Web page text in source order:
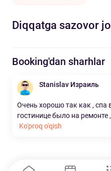
Diqqatga sazovor
Booking'dan sharhlar
Stanislav Израиль
Очень хорошо так как , спа
гостинице было на ремонте
Ko'proq o'qish